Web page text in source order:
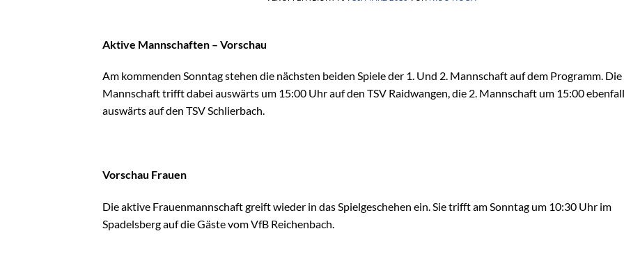
Aktive Mannschaften – Vorschau
Am kommenden Sonntag stehen die nächsten beiden Spiele der 1. Und 2. Mannschaft auf dem Programm. Die
Mannschaft trifft dabei auswärts um 15:00 Uhr auf den TSV Raidwangen, die 2. Mannschaft um 15:00
auswärts auf den TSV Schlierbach.
Vorschau Frauen
Die aktive Frauenmannschaft greift wieder in das Spielgeschehen ein. Sie trifft am Sonntag um 10:30 Uhr im
Spadelsberg auf die Gäste vom VfB Reichenbach.